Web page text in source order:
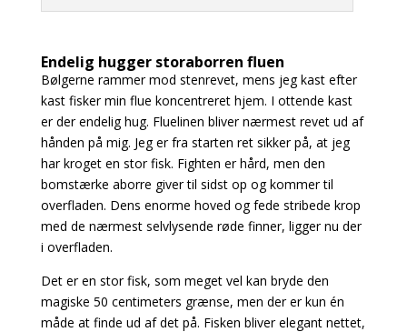
Endelig hugger storaborren fluen
Bølgerne rammer mod stenrevet, mens jeg kast efter
kast fisker min flue koncentreret hjem. I ottende kast
er der endelig hug. Fluelinen bliver nærmest revet ud af
hånden på mig. Jeg er fra starten ret sikker på, at jeg
har kroget en stor fisk. Fighten er hård, men den
bomstærke aborre giver til sidst op og kommer til
overfladen. Dens enorme hoved og fede stribede krop
med de nærmest selvlysende røde finner, ligger nu der
i overfladen.
Det er en stor fisk, som meget vel kan bryde den
magiske 50 centimeters grænse, men der erkun én
måde at finde ud af det på. Fisken bliver elegant nettet,